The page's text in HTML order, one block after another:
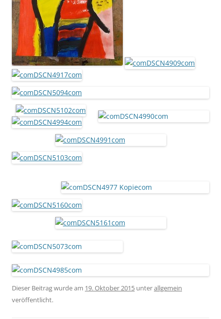
Dieser Beitrag wurde am 19. Oktober 2015 unterallgemein
veröffentlicht.